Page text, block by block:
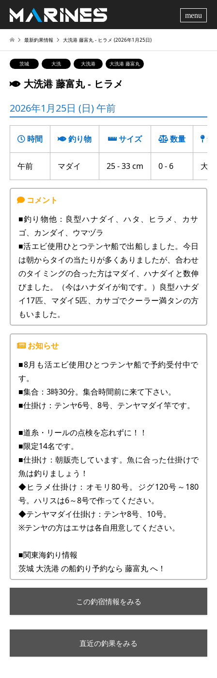
最新釣果情報 大洗港 藤富丸 ‐ ヒラメ (2026年1月25日)
茨城 大洗 大洗港 大洗港 藤富丸
大洗港 藤富丸 ‐ ヒラメ
2026年1月25日 (日) 午前
時間 釣り物 サイズ 数量 釣
午前 マダイ 25 - 33 cm 0 - 6 大
■釣り物他：良型ハナダイ、ハタ、ヒラメ、カサ
ゴ、カンダイ、ウマヅラ
■活エビ使用ひとつテンヤ船で出船しました。今日
は朝からタイの当たりが多くありましたが、合わせ
のタイミングの合った方はマダイ、ハナダイと数伸
びました。（今はハナダイが旬です。）良型ハナダ
イ17匹、マダイ5匹、カサゴでクーラー満タンの方
もいました。
■8月も活エビ使用ひとつテンヤ船で予約受付中で
す。
■集合：3時30分。集合時間前に来て下さい。
■仕掛け：テンヤ6号、8号、テンヤマダイ竿です。
■道糸・リールの点検を忘れずに！！
■限定14名です。
■仕掛け：朝販売しています。魚に合った仕掛けで
魚は釣りましょう！
◆ヒラメ仕掛け：オモリ80号。ジグ120号～180
号。ハリスは6～8号で作ってください。
◆テンヤマダイ仕掛け：テンヤ8号、10号。
※テンヤの方はエサは各自用意してください。
■関東海釣り情報
茨城 大洗港 の船釣り予約なら 藤富丸 へ！
この釣宿情報をみる
直近の釣果をみる